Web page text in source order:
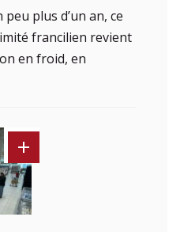
plus d’un an, ce
francilien revient
en froid, en